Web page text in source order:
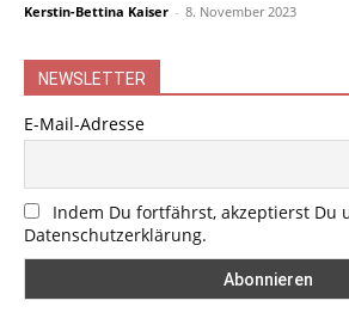
Kerstin-Bettina Kaiser - 8. November 2023
NEWSLETTER
E-Mail-Adresse
Indem Du fortfährst, akzeptierst Du
Datenschutzerklärung.